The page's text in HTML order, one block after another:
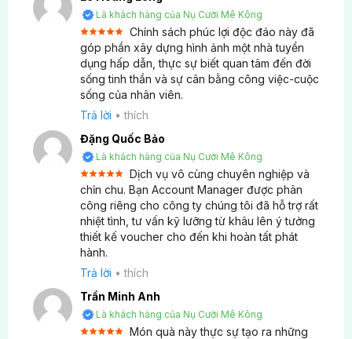
Voucher có giá trị cố định hay có thể tùy chỉnh?
Hoàn toàn tùy chỉnh theo nhu cầu doanh nghiệp:
Giá trị linh hoạt từ 1.500.000 VNĐ đến
10.000.000 VNĐ
Số lượng tùy ý theo quy mô công ty
Thời hạn sử dụng có thể điều chỉnh
Điều kiện sử dụng theo thỏa thuận
Mệnh giá phổ biến: 1.500.000đ (đã phát hành
5.000 voucher)
Có hỗ trợ tư vấn lựa chọn điểm đến phù hợp
không?
Tư vấn chuyên sâu miễn phí:
Là khách hàng của Nụ Cười Mê Kông
Được xếp
hạng 55
sao
Chính sách phúc lợi độc đáo này đã
góp phần xây dựng hình ảnh một nhà tuyển
dụng hấp dẫn, thực sự biết quan tâm đến đời
sống tinh thần và sự cân bằng công việc-cuộc
sống của nhân viên.
Trả lời •thích
Đặng Quốc Bảo
Là khách hàng của Nụ Cười Mê Kông
Được xếp
hạng 55
sao
Dịch vụ vô cùng chuyên nghiệp và
chỉn chu. Bạn Account Manager được phân
công riêng cho công ty chúng tôi đã hỗ trợ rất
nhiệt tình, tư vấn kỹ lưỡng từ khâu lên ý tưởng
thiết kế voucher cho đến khi hoàn tất phát
hành.
Trả lời •thích
Trần Minh Anh
Là khách hàng của Nụ Cười Mê Kông
Món quà này thực sự tạo ra những